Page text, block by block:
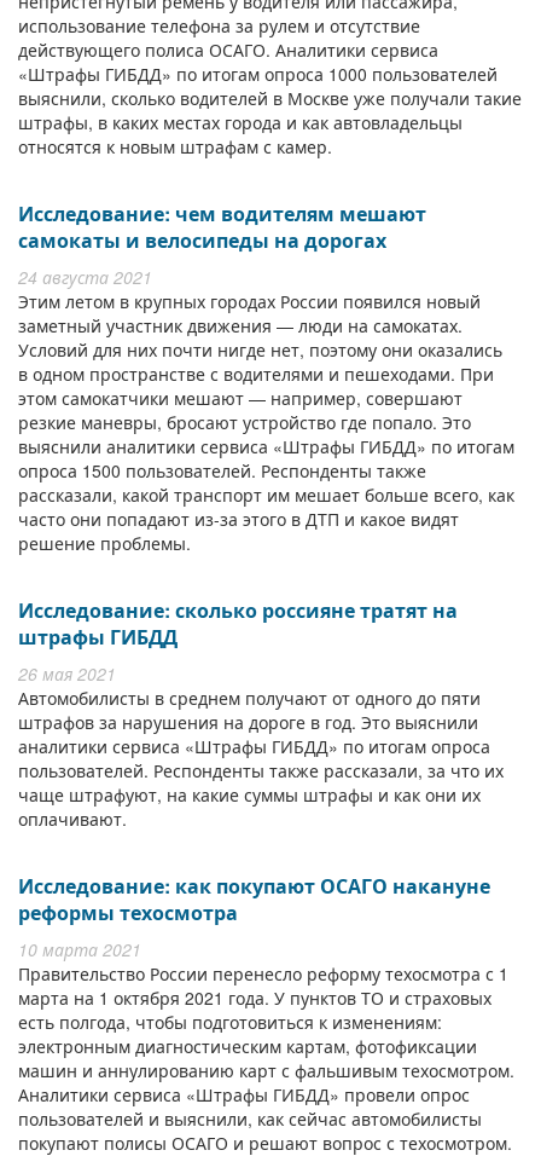
использование телефона за рулем и отсутствие
действующего полиса ОСАГО. Аналитики сервиса
«Штрафы ГИБДД» по итогам опроса 1000 пользователей
выяснили, сколько водителей в Москве уже получали такие
штрафы, в каких местах города и как автовладельцы
относятся к новым штрафам с камер.
Исследование: чем водителям мешают
самокаты и велосипеды на дорогах
24 августа 2021
Этим летом в крупных городах России появился новый
заметный участник движения — люди на самокатах.
Условий для них почти нигде нет, поэтому они оказались
в одном пространстве с водителями и пешеходами. При
этом самокатчики мешают — например, совершают
резкие маневры, бросают устройство где попало. Это
выяснили аналитики сервиса «Штрафы ГИБДД» по итогам
опроса 1500 пользователей. Респонденты также
рассказали, какой транспорт им мешает больше всего, как
часто они попадают из-за этого в ДТП и какое видят
решение проблемы.
Исследование: сколько россияне тратят на
штрафы ГИБДД
26 мая 2021
Автомобилисты в среднем получают от одного до пяти
штрафов за нарушения на дороге в год. Это выяснили
аналитики сервиса «Штрафы ГИБДД» по итогам опроса
пользователей. Респонденты также рассказали, за что их
чаще штрафуют, на какие суммы штрафы и как они их
оплачивают.
Исследование: как покупают ОСАГО накануне
реформы техосмотра
10 марта 2021
Правительство России перенесло реформу техосмотра с 1
марта на 1 октября 2021 года. У пунктов ТО и страховых
есть полгода, чтобы подготовиться к изменениям:
электронным диагностическим картам, фотофиксации
машин и аннулированию карт с фальшивым техосмотром.
Аналитики сервиса «Штрафы ГИБДД» провели опрос
пользователей и выяснили, как сейчас автомобилисты
покупают полисы ОСАГО и решают вопрос с техосмотром.